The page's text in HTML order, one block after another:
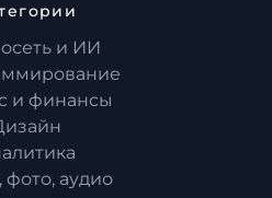
и ИИ
и финансы
фото, аудио